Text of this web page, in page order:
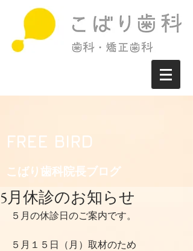
FREE BIRD
こばり歯科院長ブログ​
5月休診のお知らせ
５月の休診日のご案内です。
５月１５日（月）取材のため